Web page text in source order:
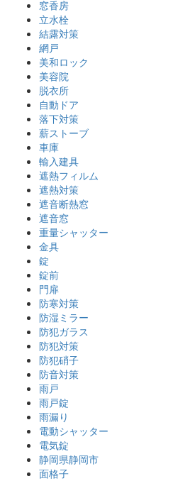
窓香房
立水栓
結露対策
網戸
美和ロック
美容院
脱衣所
自動ドア
落下対策
薪ストーブ
車庫
輸入建具
遮熱フィルム
遮熱対策
遮音断熱窓
遮音窓
重量シャッター
金具
錠
錠前
門扉
防寒対策
防湿ミラー
防犯ガラス
防犯対策
防犯硝子
防音対策
雨戸
雨戸錠
雨漏り
電動シャッター
電気錠
静岡県静岡市
面格子